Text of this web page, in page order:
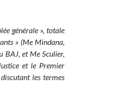
générale », totale
» (Me Mindana,
BAJ, et Me Sculier,
et le Premier
les termes